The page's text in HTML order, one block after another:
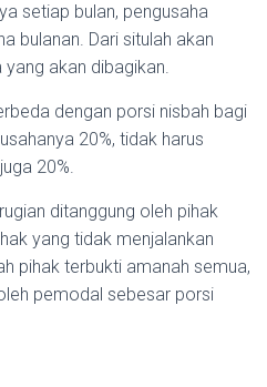
setiap bulan, pengusaha
bulanan. Dari situlah akan
yang akan dibagikan.
dengan porsi nisbah bagi
20%, tidak harus
20%.
ditanggung oleh pihak
yang tidak menjalankan
pihak terbukti amanah semua,
pemodal sebesar porsi